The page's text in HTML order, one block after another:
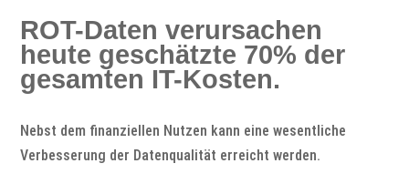
ROT-Daten verursachen
heute geschätzte 70% der
gesamten IT-Kosten.
Nebst dem finanziellen Nutzen kann eine wesentliche
Verbesserung der Datenqualität erreicht werden.